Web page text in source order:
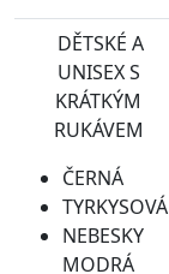
DĚTSKÉ A
UNISEX S
KRÁTKÝM
RUKÁVEM
ČERNÁ
TYRKYSOVÁ
NEBESKY
MODRÁ